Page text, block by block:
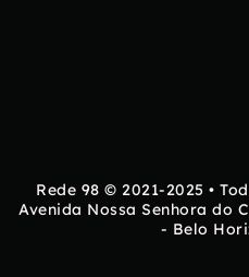
Rede 98 © 2021-2025 •
Avenida Nossa Senhora do
- Belo